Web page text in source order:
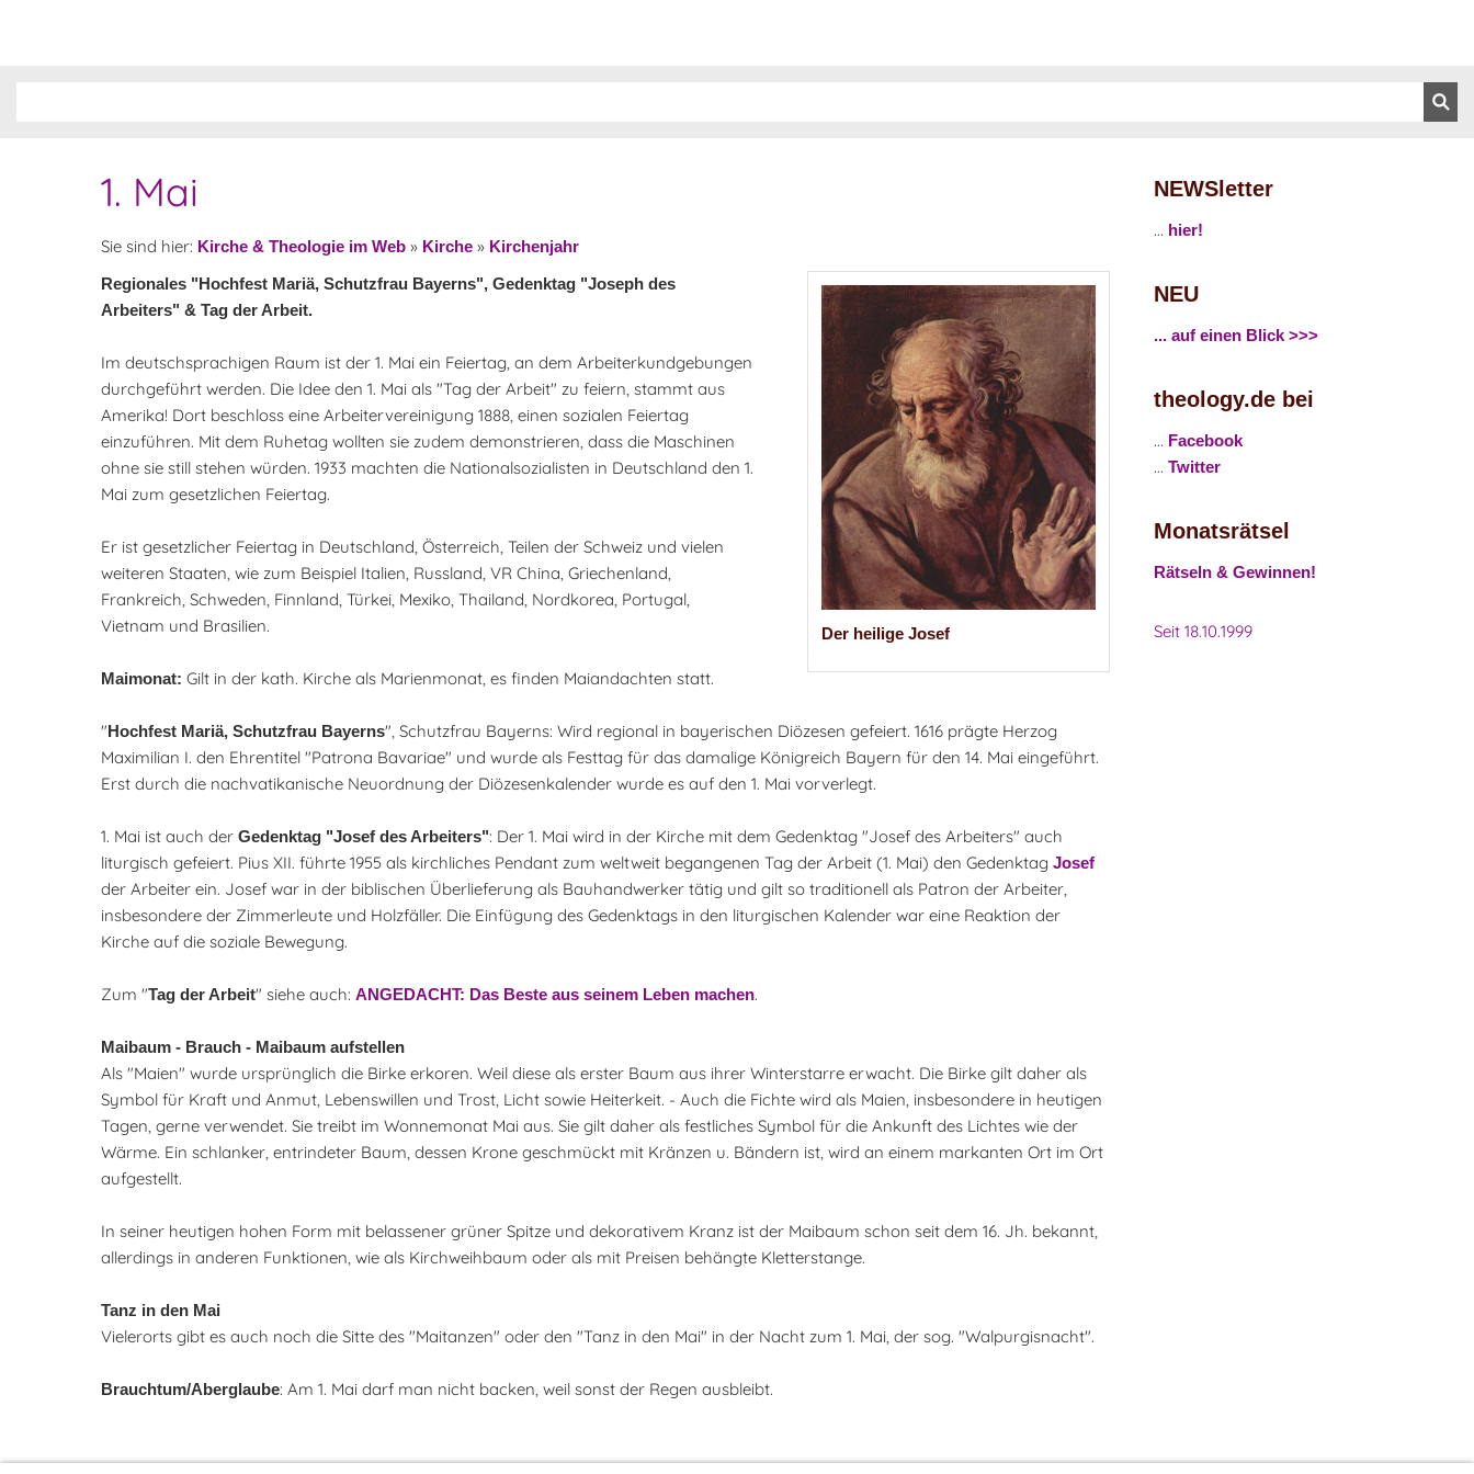
1. Mai
Sie sind hier: Kirche & Theologie im Web » Kirche » Kirchenjahr
Der heilige Josef
Regionales "Hochfest Mariä, Schutzfrau Bayerns", Gedenktag "Joseph des
Arbeiters" & Tag der Arbeit.
Im deutschsprachigen Raum ist der 1. Mai ein Feiertag, an dem Arbeiterkundgebungen
durchgeführt werden. Die Idee den 1. Mai als "Tag der Arbeit" zu feiern, stammt aus
Amerika! Dort beschloss eine Arbeitervereinigung 1888, einen sozialen Feiertag
einzuführen. Mit dem Ruhetag wollten sie zudem demonstrieren, dass die Maschinen
ohne sie still stehen würden. 1933 machten die Nationalsozialisten in Deutschland den 1.
Mai zum gesetzlichen Feiertag.
Er ist gesetzlicher Feiertag in Deutschland, Österreich, Teilen der Schweiz und vielen
weiteren Staaten, wie zum Beispiel Italien, Russland, VR China, Griechenland,
Frankreich, Schweden, Finnland, Türkei, Mexiko, Thailand, Nordkorea, Portugal,
Vietnam und Brasilien.
Maimonat: Gilt in der kath. Kirche als Marienmonat, es finden Maiandachten statt.
"Hochfest Mariä, Schutzfrau Bayerns", Schutzfrau Bayerns: Wird regional in bayerischen Diözesen gefeiert. 1616 prägte Herzog
Maximilian I. den Ehrentitel "Patrona Bavariae" und wurde als Festtag für das damalige Königreich Bayern für den 14. Mai eingeführt.
Erst durch die nachvatikanische Neuordnung der Diözesenkalender wurde es auf den 1. Mai vorverlegt.
1. Mai ist auch der Gedenktag "Josef des Arbeiters": Der 1. Mai wird in der Kirche mit dem Gedenktag "Josef des Arbeiters" auch
liturgisch gefeiert. Pius XII. führte 1955 als kirchliches Pendant zum weltweit begangenen Tag der Arbeit (1. Mai) den Gedenktag Josef
der Arbeiter ein. Josef war in der biblischen Überlieferung als Bauhandwerker tätig und gilt so traditionell als Patron der Arbeiter,
insbesondere der Zimmerleute und Holzfäller. Die Einfügung des Gedenktags in den liturgischen Kalender war eine Reaktion der
Kirche auf die soziale Bewegung.
Zum "Tag der Arbeit" siehe auch: ANGEDACHT: Das Beste aus seinem Leben machen.
Maibaum - Brauch - Maibaum aufstellen
Als "Maien" wurde ursprünglich die Birke erkoren. Weil diese als erster Baum aus ihrer Winterstarre erwacht. Die Birke gilt daher als
Symbol für Kraft und Anmut, Lebenswillen und Trost, Licht sowie Heiterkeit. - Auch die Fichte wird als Maien, insbesondere in heutigen
Tagen, gerne verwendet. Sie treibt im Wonnemonat Mai aus. Sie gilt daher als festliches Symbol für die Ankunft des Lichtes wie der
Wärme. Ein schlanker, entrindeter Baum, dessen Krone geschmückt mit Kränzen u. Bändern ist, wird an einem markanten Ort im Ort
aufgestellt.
In seiner heutigen hohen Form mit belassener grüner Spitze und dekorativem Kranz ist der Maibaum schon seit dem 16. Jh. bekannt,
allerdings in anderen Funktionen, wie als Kirchweihbaum oder als mit Preisen behängte Kletterstange.
Tanz in den Mai
Vielerorts gibt es auch noch die Sitte des "Maitanzen" oder den "Tanz in den Mai" in der Nacht zum 1. Mai, der sog. "Walpurgisnacht".
Brauchtum/Aberglaube: Am 1. Mai darf man nicht backen, weil sonst der Regen ausbleibt.
NEWSletter
... hier!
NEU
... auf einen Blick >>>
theology.de bei
... Facebook
... Twitter
Monatsrätsel
Rätseln & Gewinnen!
Seit 18.10.1999